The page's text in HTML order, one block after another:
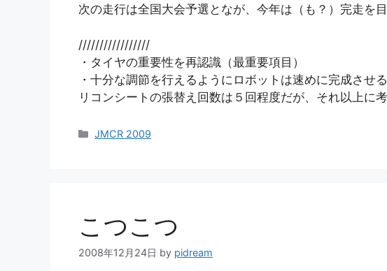
次の走行は全国大会予選となが、今年は（も？）完走を
/////////////////
・タイヤの重要性を再認識（最重要項目）
・十分な調節を行えるようにロボットは速めに完成させ
リコンシートの張替え回数は５回程度だが、それ以上に
カ
JMCR 2009
こつこつ
2008年12月24日 by pidream